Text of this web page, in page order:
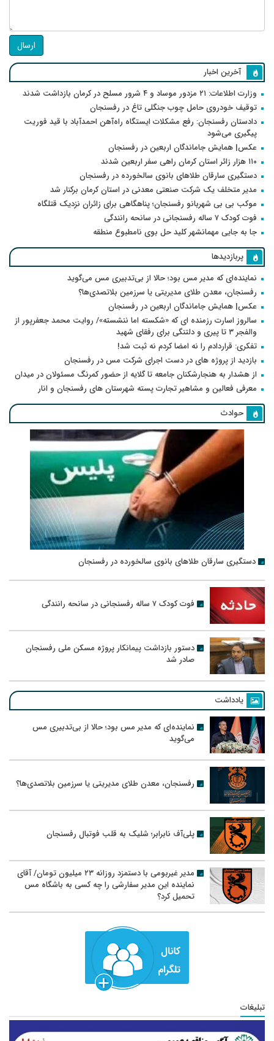
ارسال
آخرین اخبار
وزارت اطلاعات: ۲۱ مزدور موساد و ۴ شرور مسلح در کرمان بازداشت شدند
توقیف خودروی حامل چوب جنگلی تاغ در رفسنجان
دادستان رفسنجان: رفع مشکلات ایستگاه راه‌آهن احمدآباد با قید فوریت
پیگیری می‌شود
عکس| همایش جاماندگان اربعین در رفسنجان
۱۱۰ هزار زائر استان کرمان راهی سفر اربعین شدند
دستگیری سارقان طلاهای بانوی سالخورده در رفسنجان
مدیر متخلف یک شرکت صنعتی معدنی در استان کرمان برکنار شد
موکب بی بی شهربانو رفسنجان؛ پناهگاهی برای زائران نزدیک قتلگاه
فوت کودک ۷ ساله رفسنجانی در سانحه رانندگی
جا به جایی مهمانشهر کلید حل بوی نامطبوع منطقه
پربازدیدها
نماینده‌ای که مدیر مس بود؛ حالا از بی‌تدبیری مس می‌گوید
رفسنجان، معدن طلای مدیریتی یا سرزمین بلاتصدی‌ها؟
عکس| همایش جاماندگان اربعین در رفسنجان
سالروز اسارت رزمنده ای که «شکسته اما ننشسته»/ روایت محمد جعفرپور از
والفجر ۳ تا پیری و دلتنگی برای رفقای شهید
تفکری: قراردادم را نه امضا کردم نه ثبت شد!
بازدید از پروژه های در دست اجرای شرکت مس در رفسنجان
از هشدار به هنجارشکنان جامعه تا گلایه از حضور کمرنگ مسئولان در میدان
معرفی فعالین و مشاهیر تجارت پسته شهرستان های رفسنجان و انار
حوادث
دستگیری سارقان طلاهای بانوی سالخورده در رفسنجان
فوت کودک ۷ ساله رفسنجانی در سانحه رانندگی
دستور بازداشت پیمانکار پروژه مسکن ملی رفسنجان
صادر شد
یادداشت
نماینده‌ای که مدیر مس بود؛ حالا از بی‌تدبیری مس
می‌گوید
رفسنجان، معدن طلای مدیریتی یا سرزمین بلاتصدی‌ها؟
پلی‌آف نابرابر؛ شلیک به قلب فوتبال رفسنجان
مدیر غیربومی با دستمزد روزانه ۲۳ میلیون تومان/ آقای
نماینده این مدیر سفارشی را چه کسی به باشگاه مس
تحمیل کرد؟
تبلیغات